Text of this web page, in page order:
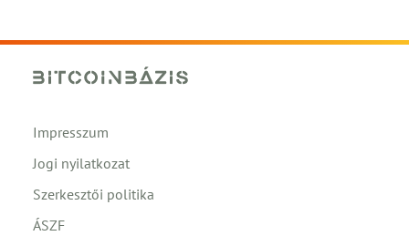
Impresszum
Jogi nyilatkozat
Szerkesztői politika
ÁSZF